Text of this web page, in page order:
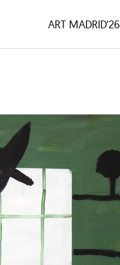
ART MADRID'26